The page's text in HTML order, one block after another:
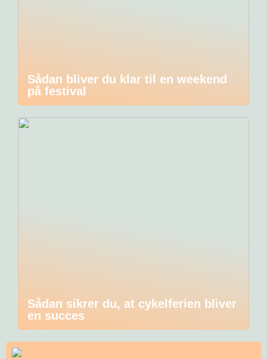
Sådan bliver du klar til en weekend
på festival
Sådan sikrer du, at cykelferien bliver
en succes